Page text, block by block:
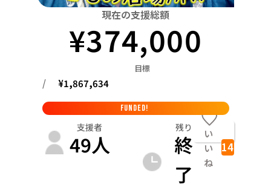
岡山 広島 山口
香川 愛媛 高知
佐賀 長崎
現在の支援総額
¥374,000
目標
/ ¥1,867,634
FUNDED!
支援者
49人
残り
終
了
い
い
ね
14